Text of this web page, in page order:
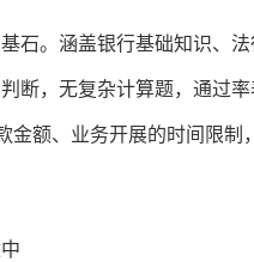
石。涵盖银行基础知识、
断，无复杂计算题，通过
金额、业务开展的时间限